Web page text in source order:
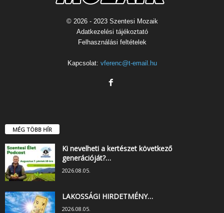
© 2026 - 2023 Szentesi Mozaik
Adatkezelési tájékoztató
Felhasználási feltételek
Kapcsolat: vferenc@t-email.hu
MÉG TÖBB HÍR
Ki nevelheti a kertészet következő
generációját?…
2026.08.05.
LAKOSSÁGI HIRDETMÉNY…
2026.08.05.